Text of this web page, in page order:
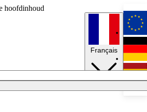
hoofdinhoud
Français